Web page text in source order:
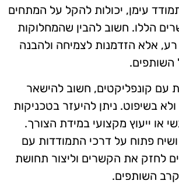
עימן, יכולות להקל על המתחים
הללו. חשוב להבין שהמחלוקות
אלא הזדמנות לצמיחה ולהבנה
השותפים.
עם קונפליקטים, חשוב להישאר
בשיפוט. ניתן להיעזר בטכניקות
או ייעוץ מקצועי במידת הצורך.
פתוח על דרכי התמודדות עם
לחזק את הקשרים וליצור תחושת
השותפים.